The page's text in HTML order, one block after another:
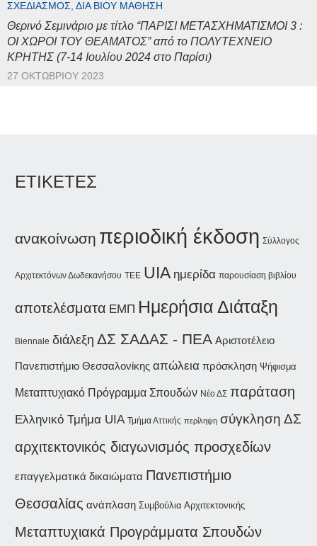
ΣΧΕΔΙΑΣΜΌΣ, ΔΙΆ ΒΊΟΥ ΜΆΘΗΣΗ
Θερινό Σεμινάριο με τίτλο “ΠΑΡΙΣΙ ΜΕΤΑΣΧΗΜΑΤΙΣΜΟΙ 3 :
ΟΙ ΧΩΡΟΙ ΤΟΥ ΘΕΑΜΑΤΟΣ” από το ΠΟΛΥΤΕΧΝΕΙΟ
ΚΡΗΤΗΣ (7-14 Ιουλίου 2024 στο Παρίσι)
27 ΟΚΤΩΒΡΊΟΥ 2023
ΕΤΙΚΕΤΕΣ
ανακοίνωση περιοδική έκδοση Σύλλογος
Αρχιτεκτόνων Δωδεκανήσου ΤΕΕ UIA ημερίδα παρουσίαση βιβλίου
αποτελέσματα ΕΜΠ Ημερήσια Διάταξη
Biennale διάλεξη ΔΣ ΣΑΔΑΣ - ΠΕΑ Αριστοτέλειο
Πανεπιστήμιο Θεσσαλονίκης απώλεια πρόσκληση Ψήφισμα
Μεταπτυχιακό Πρόγραμμα Σπουδών Νέο ΔΣ παράταση
Ελληνικό Τμήμα UIA Τμήμα Αττικής περίληψη σύγκληση ΔΣ
αρχιτεκτονικός διαγωνισμός προσχεδίων
επαγγελματικά δικαιώματα Πανεπιστήμιο
Θεσσαλίας ανάπλαση Συμβούλια Αρχιτεκτονικής
Μεταπτυχιακά Προγράμματα Σπουδών